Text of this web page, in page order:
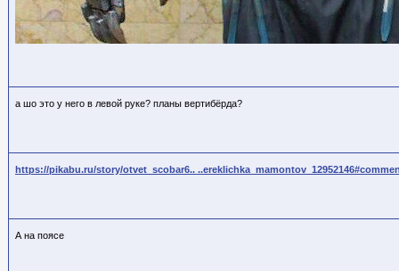
а шо это у него в левой руке? планы вертибёрда?
https://pikabu.ru/story/otvet_scobar6..
А на поясе